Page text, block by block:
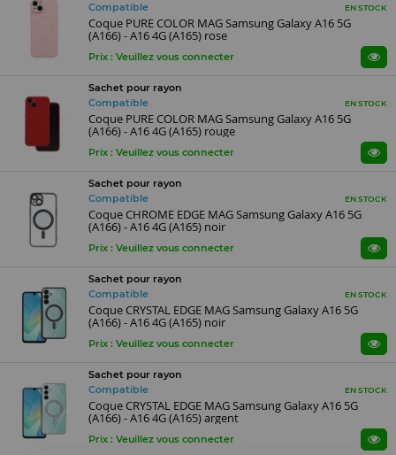
Compatible
EN STOCK
Coque PURE COLOR MAG Samsung Galaxy A16 5G
(A166) - A16 4G (A165) rose
Prix : Veuillez vous connecter
Sachet pour rayon
Compatible
EN STOCK
Coque PURE COLOR MAG Samsung Galaxy A16 5G
(A166) - A16 4G (A165) rouge
Prix : Veuillez vous connecter
Sachet pour rayon
Compatible
EN STOCK
Coque CHROME EDGE MAG Samsung Galaxy A16 5G
(A166) - A16 4G (A165) noir
Prix : Veuillez vous connecter
Sachet pour rayon
Compatible
EN STOCK
Coque CRYSTAL EDGE MAG Samsung Galaxy A16 5G
(A166) - A16 4G (A165) noir
Prix : Veuillez vous connecter
Sachet pour rayon
Compatible
EN STOCK
Coque CRYSTAL EDGE MAG Samsung Galaxy A16 5G
(A166) - A16 4G (A165) argent
Prix : Veuillez vous connecter